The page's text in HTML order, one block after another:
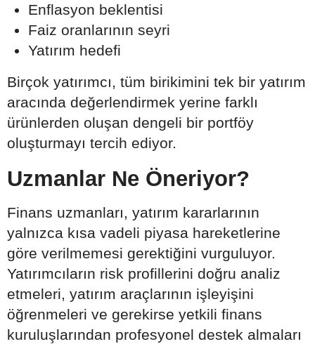
Enflasyon beklentisi
Faiz oranlarının seyri
Yatırım hedefi
Birçok yatırımcı, tüm birikimini tek bir yatırım
aracında değerlendirmek yerine farklı
ürünlerden oluşan dengeli bir portföy
oluşturmayı tercih ediyor.
Uzmanlar Ne Öneriyor?
Finans uzmanları, yatırım kararlarının
yalnızca kısa vadeli piyasa hareketlerine
göre verilmemesi gerektiğini vurguluyor.
Yatırımcıların risk profillerini doğru analiz
etmeleri, yatırım araçlarının işleyişini
öğrenmeleri ve gerekirse yetkili finans
kuruluşlarından profesyonel destek almaları